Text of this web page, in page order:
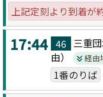
上記定刻より到着が
17:44 46 三重
由）
経由
1番のりば